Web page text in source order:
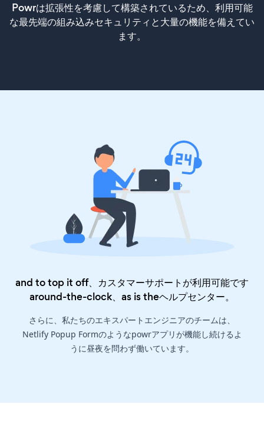
Powrは拡張性を考慮して構築されているため、利用可能
な最先端の組み込みセキュリティと大量の機能を備えてい
ます。
and to top it off、カスタマーサポートが利用可能です
around-the-clock、as is theヘルプセンター。
さらに、私たちのエキスパートエンジニアのチームは、
Netlify Popup Formのようなpowrアプリが機能し続けるよ
うに昼夜を問わず働いています。